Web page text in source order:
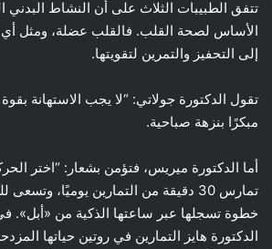
تتفق الطبيبات الثلاث على أن النشاط البدني
الأساس لصحة القلب. فالقلب عضلة، ومثل
إلى التحفيز والتمرين لتقويتها.
تقول الدكتورة جولاتي: “لا يجب الاستهانة
مبكرًا بنزهة صباحية.
أما الدكتورة ميريس، فتؤمن بشعار: “اختر
خطوة تسجلها عبر ساعتها الذكية من «أبل».
الدكتورة هايز التمارين في روتين حياتها